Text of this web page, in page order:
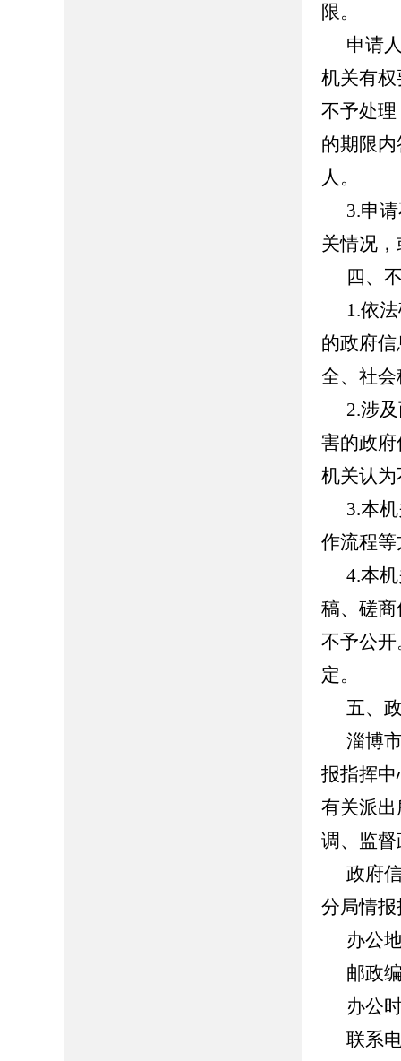
限。
申请
机关有
不予处
的期限
人。
3.申
关情况
四、
1.依
的政府
全、社
2.涉
害的政
机关认
3.本
作流程
4.本
稿、磋
不予公
定。
五、
淄博
报指挥
有关派
调、监
政府
分局情
办公
邮政
办公
联系